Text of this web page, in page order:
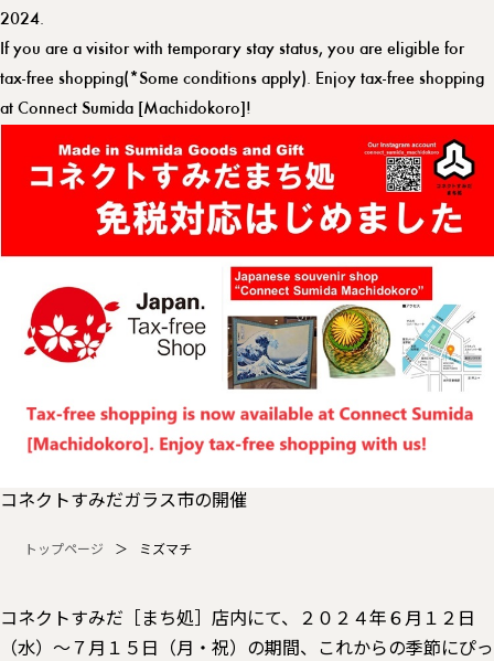
2024.
If you are a visitor with temporary stay status, you are eligible for
tax-free shopping(*Some conditions apply). Enjoy tax-free shopping
at Connect Sumida [Machidokoro]!
コネクトすみだガラス市の開催
トップページ ミズマチ
コネクトすみだ［まち処］店内にて、２０２４年６月１２日
（水）～７月１５日（月・祝）の期間、これからの季節にぴっ